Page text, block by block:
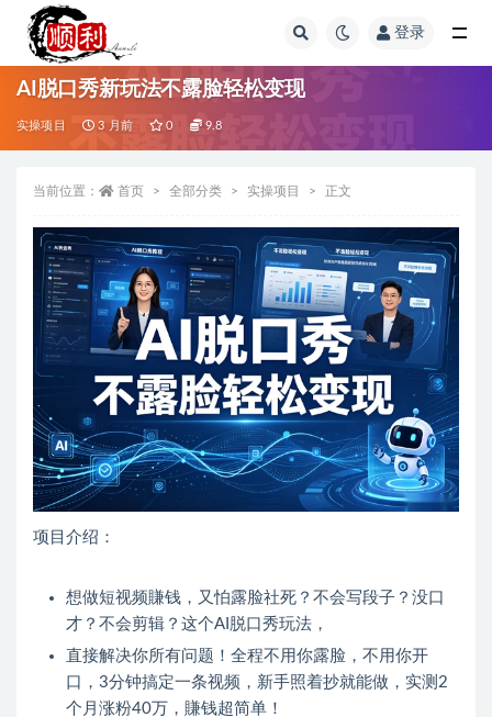
登录
AI脱口秀新玩法不露脸轻松变现
实操项目 3 月前 0 9.8
当前位置： 首页 全部分类 实操项目 正文
项目介绍：
想做短视频賺钱，又怕露脸社死？不会写段子？没口
才？不会剪辑？这个AI脱口秀玩法，
直接解决你所有问题！全程不用你露脸，不用你开
口，3分钟搞定一条视频，新手照着抄就能做，实测2
个月涨粉40万，賺钱超简单！
全部